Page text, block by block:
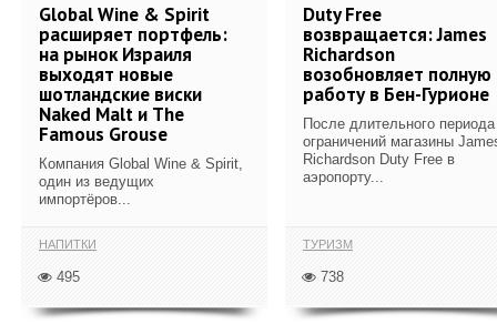
Global Wine & Spirit
расширяет портфель:
на рынок Израиля
выходят новые
шотландские виски
Naked Malt и The
Famous Grouse
Компания Global Wine & Spirit,
один из ведущих
импортёров...
НАПИТКИ
495
Duty Free
возвращается: James
Richardson
возобновляет полную
работу в Бен-Гурионе
После длительного периода
ограничений магазины
Richardson Duty Free в
аэропорту...
ТУРИЗМ
738